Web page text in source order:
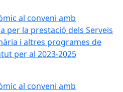
al conveni amb
per la prestació dels Serveis
i altres programes de
per al 2023-2025
al conveni amb